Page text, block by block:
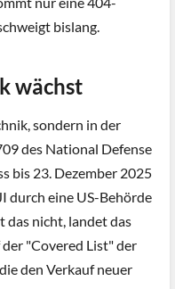
bislang.
wächst
sondern in der
des National Defense
bis 23. Dezember 2025
durch eine US-Behörde
das nicht, landet das
"Covered List" der
den Verkauf neuer